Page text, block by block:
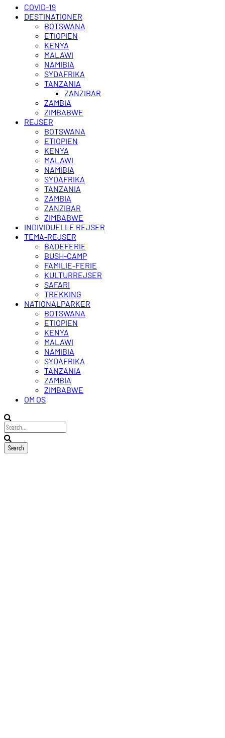
COVID-19
DESTINATIONER
BOTSWANA
ETIOPIEN
KENYA
MALAWI
NAMIBIA
SYDAFRIKA
TANZANIA
ZANZIBAR
ZAMBIA
ZIMBABWE
REJSER
BOTSWANA
ETIOPIEN
KENYA
MALAWI
NAMIBIA
SYDAFRIKA
TANZANIA
ZAMBIA
ZANZIBAR
ZIMBABWE
INDIVIDUELLE REJSER
TEMA-REJSER
BADEFERIE
BUSH-CAMP
FAMILIE-FERIE
KULTURREJSER
SAFARI
TREKKING
NATIONALPARKER
BOTSWANA
ETIOPIEN
KENYA
MALAWI
NAMIBIA
SYDAFRIKA
TANZANIA
ZAMBIA
ZIMBABWE
OM OS